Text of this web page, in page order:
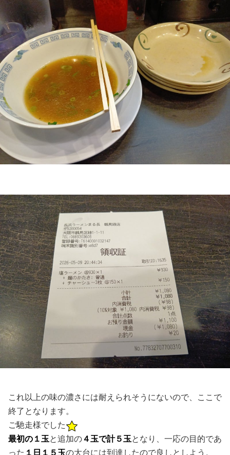
これ以上の味の濃さには耐えられそうにないので、ここで
終了となります。
ご馳走様でした
最初の１玉と追加の４玉で計５玉となり、一応の目的であ
った １日１５玉の大台には到達したので良しとしよう。